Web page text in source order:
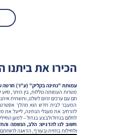
הכירו את
עמותת "נתינה בקליק" (ע"ר) חרטה
מטרות העמותה כוללות, בין היתר,
חם עם ערכים זהים לשלנו, ותשתית
המעבר לבית חדש הוא מהלך
להרחיב את מעגלי הנתינה, לייעל את
לחלום בגדול ולבצע בגדול – למען
חשוב לנו להדגיש: הלב, הנשמה
ולחיילות בחזית ובעורף, הדאגה